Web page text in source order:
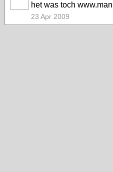
het was toch
23 Apr 2009